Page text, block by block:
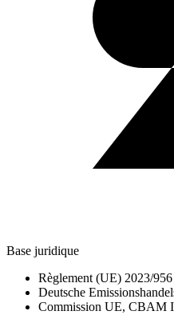
Base juridique
Règlement (UE) 2023/
Deutsche
Commission UE, CBAM